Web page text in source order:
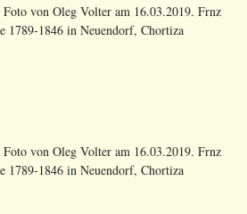
von Oleg Volter am 16.03.2019. Frnz
1789-1846 in Neuendorf, Chortiza
von Oleg Volter am 16.03.2019. Frnz
1789-1846 in Neuendorf, Chortiza